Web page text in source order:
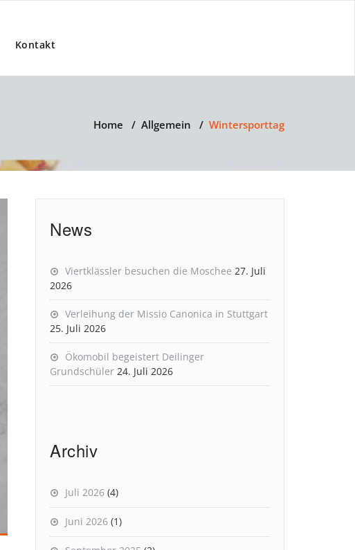
Kontakt
Home / Allgemein / Wintersporttag
News
Viertklässler besuchen die Moschee 27. Juli
2026
Verleihung der Missio Canonica in Stuttgart
25. Juli 2026
Ökomobil begeistert Deilinger
Grundschüler 24. Juli 2026
Archiv
Juli 2026 (4)
Juni 2026 (1)